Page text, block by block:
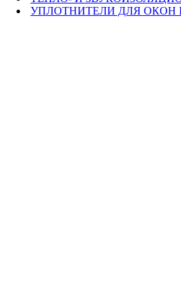
УПЛОТНИТЕЛИ ДЛЯ ОКОН